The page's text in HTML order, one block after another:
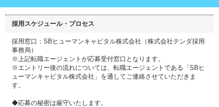
採用スケジュール・プロセス
採用窓口：SBヒューマンキャピタル株式会社（株式会社テンダ採用
事務局）
※上記転職エージェントが応募受付窓口となります。
※エントリー後の流れについては、転職エージェントである「SBヒ
ューマンキャピタル株式会社」を通してご連絡させていただきま
す。
◆応募の秘密は厳守いたします。